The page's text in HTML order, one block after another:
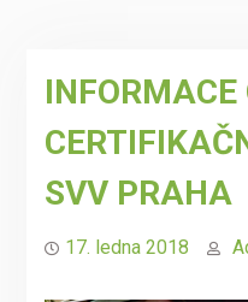
INFORMACE
SVV PRAHA
17. ledna 2018